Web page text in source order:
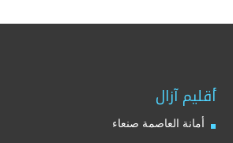
أقليم آزال
أمانة العاصمة صنعاء